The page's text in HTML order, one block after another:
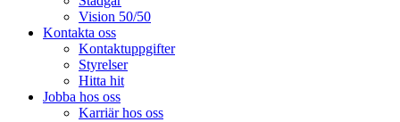
Vision 50/50
Kontakta oss
Kontaktuppgifter
Styrelser
Hitta hit
Jobba hos oss
Karriär hos oss